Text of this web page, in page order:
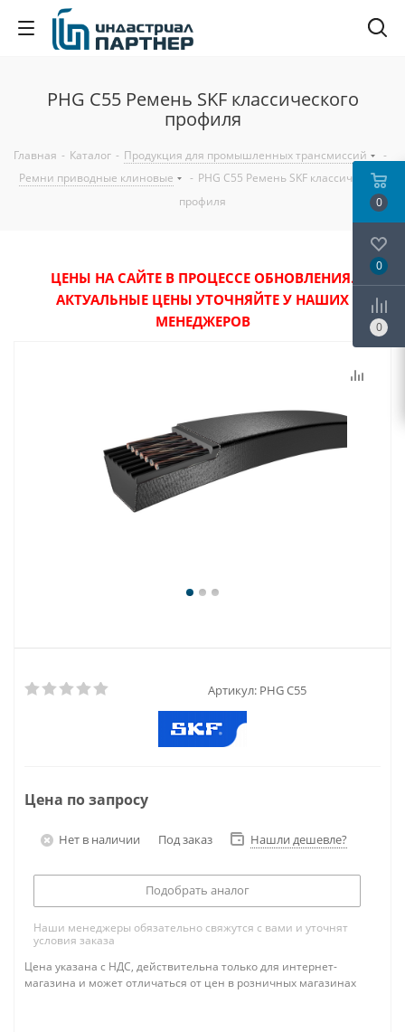
PHG C55 Ремень SKF классического
профиля
Главная - Каталог - Продукция для промышленных трансмиссий
-
Ремни приводные клиновые
- PHG C55 Ремень SKF классического
профиля
ЦЕНЫ НА САЙТЕ В ПРОЦЕССЕ ОБНОВЛЕНИЯ.
АКТУАЛЬНЫЕ ЦЕНЫ УТОЧНЯЙТЕ У НАШИХ
МЕНЕДЖЕРОВ
Артикул: PHG C55
Цена по запросу
Нет в наличии Под заказ Нашли дешевле?
Подобрать аналог
Наши менеджеры обязательно свяжутся с вами и уточнят
условия заказа
Цена указана с НДС, действительна только для интернет-
магазина и может отличаться от цен в розничных магазинах
0
0
0